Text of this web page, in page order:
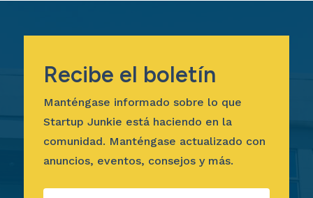
Recibe el boletín
Manténgase informado sobre lo que
Startup Junkie está haciendo en la
comunidad. Manténgase actualizado con
anuncios, eventos, consejos y más.